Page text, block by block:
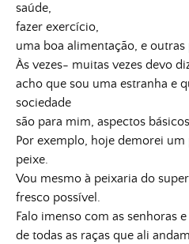
saúde,
fazer exercício,
uma boa alimentação, e outras
Às vezes- muitas vezes devo
acho que sou uma estranha e
sociedade
são para mim, aspectos
Por exemplo, hoje demorei
peixe.
Vou mesmo à peixaria do
fresco possível.
Falo imenso com as senhoras
de todas as raças que ali